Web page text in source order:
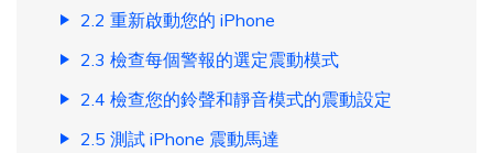
2.2 重新啟動您的 iPhone
2.3 檢查每個警報的選定震動模式
2.4 檢查您的鈴聲和靜音模式的震動設定
2.5 測試 iPhone 震動馬達